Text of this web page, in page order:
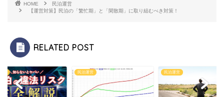
HOME
民泊運営
【運営対策】民泊の「繁忙期」と「閑散期」に取り組むべき対策！
RELATED POST
民泊運営 民泊運営 民泊許可